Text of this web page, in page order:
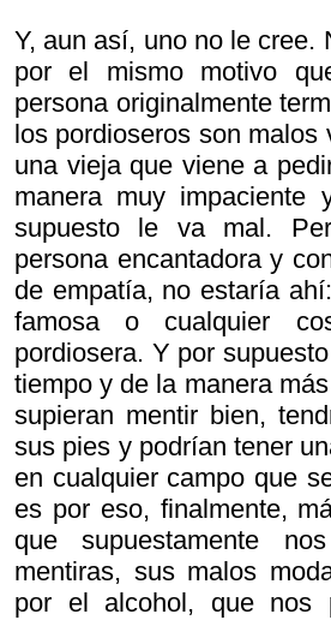
Y, aun así, uno no le cree.
por el mismo motivo
persona originalmente
los pordioseros son malos
una vieja que viene a
manera muy impaciente
supuesto le va mal.
persona encantadora y
de empatía, no estaría
famosa o cualquier
pordiosera. Y por
tiempo y de la manera
supieran mentir bien,
sus pies y podrían tener
en cualquier campo que
es por eso, finalmente,
que supuestamente
mentiras, sus malos
por el alcohol, que nos